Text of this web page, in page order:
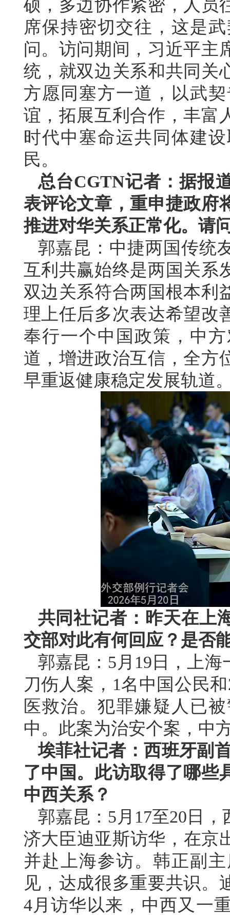
硕，多边协作紧密，人员
席保持密切交往，这是
问。访问期间，习近平主
统，就双边关系和共同关
方愿同塞方一道，以武
谊，拓展互利合作，丰富
时代中塞命运共同体建
民。
总台CGTN记者：据报
表评论文章，重申捷政府
推进对华关系正常化。请
郭嘉昆：中捷两国传统
互利共赢始终是两国关系
双边关系符合两国根本利
理上任后多次表达希望改
奉行一个中国政策，中
道，增进政治互信，全方
早重返健康稳定发展轨道
共同社记者：昨天在上
交部对此有何回应？是否
郭嘉昆：5月19日，上
刀伤人案，1名中国公民
医救治。犯罪嫌疑人已
中。此案为治安个案，中
埃菲社记者：西班牙副
了中国。此访取得了哪些
中西关系？
郭嘉昆：5月17至20日
济大臣迪亚斯访华，在京
并赴上海参访。韩正副
见，达成很多重要共识。
4月访华以来，中西又一